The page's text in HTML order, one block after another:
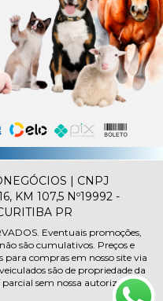
| CNPJ
KM 107,5 Nº19992 -
PR
Eventuais promoções,
são cumulativos. Preços e
para compras em nosso site via
são de propriedade da
sem nossa autorização.